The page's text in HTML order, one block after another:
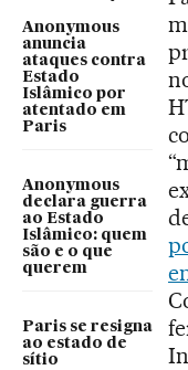
Anonymous
anuncia
ataques contra
Estado
Islâmico por
atentado em
Paris
Anonymous
declara guerra
ao Estado
Islâmico: quem
são e o que
querem
Paris se resigna
ao estado de
sítio